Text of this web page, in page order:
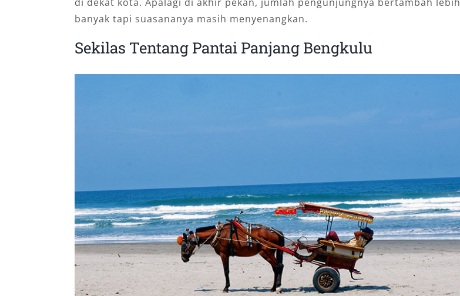
banyak tapi suasananya masih menyenangkan.
Sekilas Tentang Pantai Panjang Bengkulu